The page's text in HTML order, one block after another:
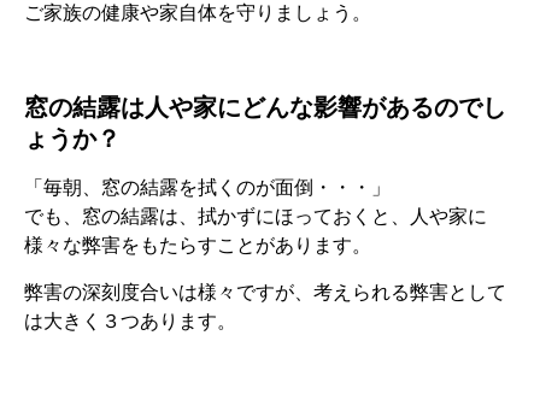
ご家族の健康や家自体を守りましょう。
窓の結露は人や家にどんな影響があるのでし
ょうか？
「毎朝、窓の結露を拭くのが面倒・・・」
でも、窓の結露は、拭かずにほっておくと、人や家に
様々な弊害をもたらすことがあります。
弊害の深刻度合いは様々ですが、考えられる弊害として
は大きく３つあります。